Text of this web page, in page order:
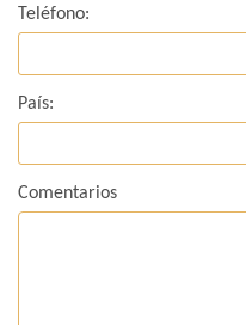
Teléfono:
País:
Comentarios